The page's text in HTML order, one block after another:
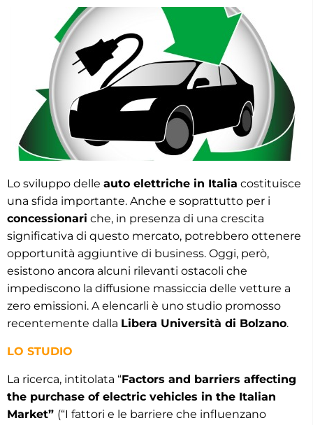
Lo sviluppo delle auto elettriche in Italia costituisce
una sfida importante. Anche e soprattutto per i
concessionari che, in presenza di una crescita
significativa di questo mercato, potrebbero ottenere
opportunità aggiuntive di business. Oggi, però,
esistono ancora alcuni rilevanti ostacoli che
impediscono la diffusione massiccia delle vetture a
zero emissioni. A elencarli è uno studio promosso
recentemente dalla Libera Università di Bolzano.
LO STUDIO
La ricerca, intitolata “Factors and barriers affecting
the purchase of electric vehicles in the Italian
Market” (“I fattori e le barriere che influenzano